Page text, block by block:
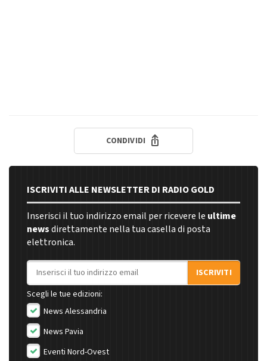
CONDIVIDI
ISCRIVITI ALLE NEWSLETTER DI RADIO GOLD
Inserisci il tuo indirizzo email per ricevere le ultime
newsdirettamente nella tua casella di posta
elettronica.
Indirizzo email
ISCRIVITI
Scegli le tue edizioni:
News Alessandria
News Pavia
Eventi Nord-Ovest